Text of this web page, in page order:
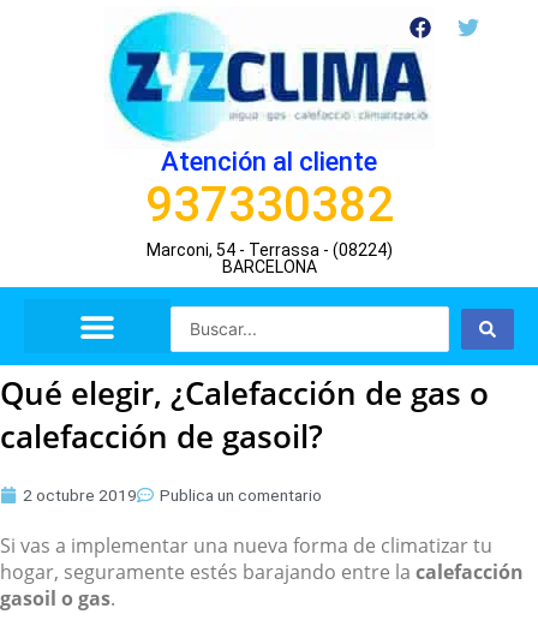
F
a
c
e
b
o
T
w
Atención al cliente
937330382
Marconi, 54 - Terrassa - (08224)
BARCELONA
Search
Qué elegir, ¿Calefacción de gas o
calefacción de gasoil?
2 octubre 2019 Publica un comentario
Si vas a implementar una nueva forma de climatizar tu
hogar, seguramente estés barajando entre la calefacción
gasoil o gas.